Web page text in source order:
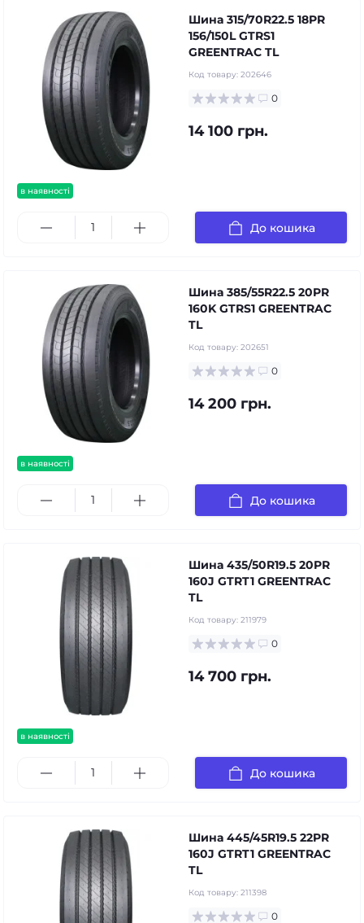
в наявності
Шина 315/70R22.5 18PR
156/150L GTRS1
GREENTRAC TL
Код товару: 202646
0
14 100 грн.
До кошика
в наявності
Шина 385/55R22.5 20PR
160K GTRS1 GREENTRAC
TL
Код товару: 202651
0
14 200 грн.
До кошика
в наявності
Шина 435/50R19.5 20PR
160J GTRT1 GREENTRAC
TL
Код товару: 211979
0
14 700 грн.
До кошика
Шина 445/45R19.5 22PR
160J GTRT1 GREENTRAC
TL
Код товару: 211398
0